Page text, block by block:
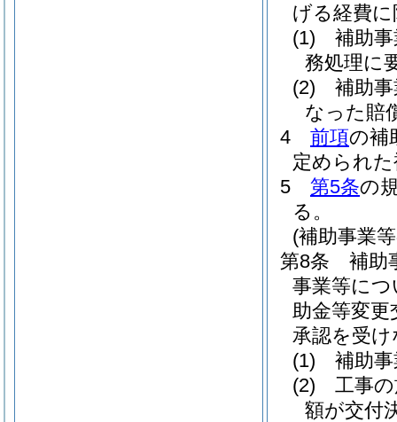
げる経費
(1)
補助
務処理に
(2)
補助
なった賠
4
前項の補
定められ
5
第5条の
る。
(補助事業
第8条
補助
事業等に
助金等変更
承認を受
(1)
補助
(2)
工事
額が交付